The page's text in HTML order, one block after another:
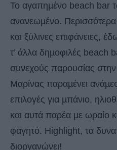
To αγαπηµένο beach bar
ανανεωµένο.
και ξύλινες επιφάνειες,
τ’ άλλα δηµοφιλές beach
συνεχούς παρουσίας
Μαρίνας παραµένει
επιλογές για µπάνιο,
και αυτά παρέα µε ωραίο
φαγητό. Highlight, τα
διοργανώνει!